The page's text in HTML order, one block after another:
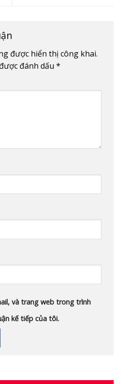
được hiển thị công khai.
đánh dấu *
và trang web trong trình
kế tiếp của tôi.